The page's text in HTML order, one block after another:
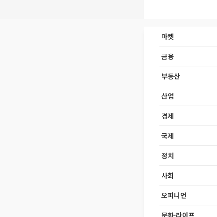
마켓
금융
부동산
산업
경제
국제
정치
사회
오피니언
문화·라이프